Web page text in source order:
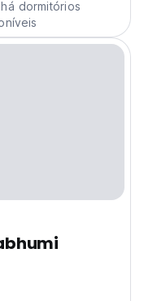
dormitórios